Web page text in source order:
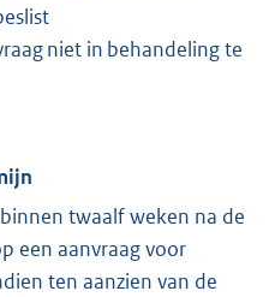
niet in behandeling te
twaalf weken na de
een aanvraag voor
ten aanzien van de